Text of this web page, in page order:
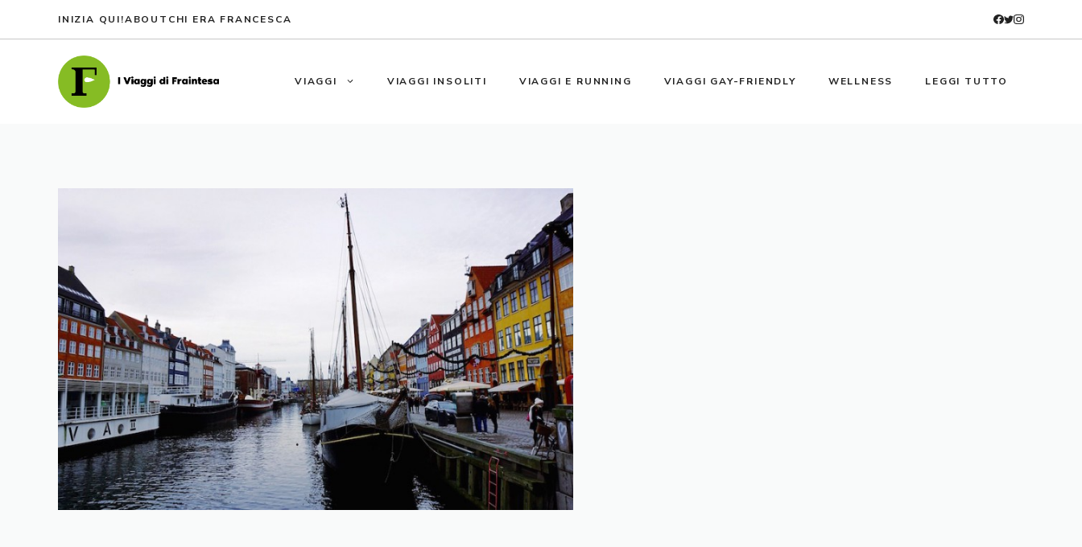
INIZIA QUI!ABOUT CHI ERA FRANCESCA
VIAGGI VIAGGI INSOLITI VIAGGI E RUNNING VIAGGI GAY-FRIENDLY WELLNESS LEGGI TUTTO